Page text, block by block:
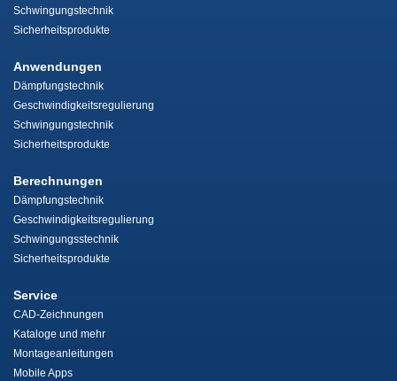
Schwingungstechnik
Sicherheitsprodukte
Anwendungen
Dämpfungstechnik
Geschwindigkeitsregulierung
Schwingungstechnik
Sicherheitsprodukte
Berechnungen
Dämpfungstechnik
Geschwindigkeitsregulierung
Schwingungsstechnik
Sicherheitsprodukte
Service
CAD-Zeichnungen
Kataloge und mehr
Montageanleitungen
Mobile Apps